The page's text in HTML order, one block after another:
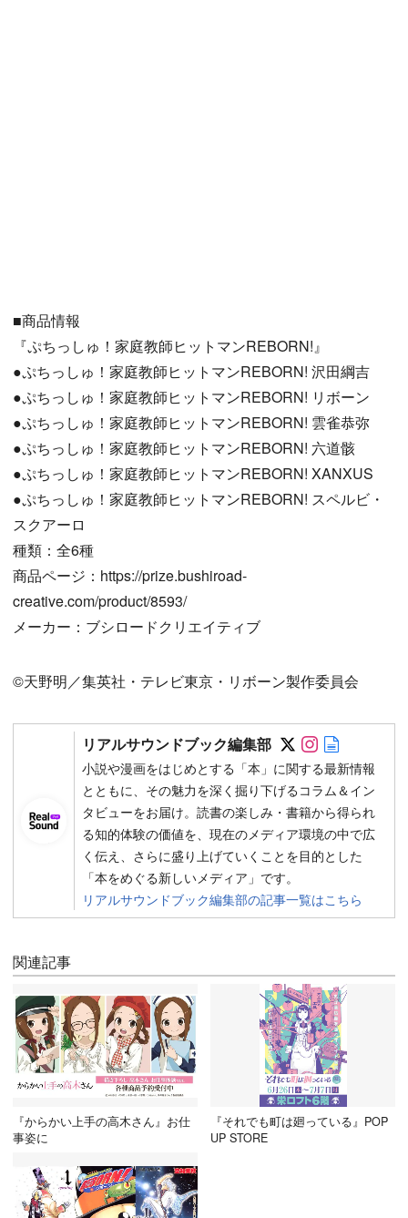
■商品情報
『ぷちっしゅ！家庭教師ヒットマンREBORN!』
●ぷちっしゅ！家庭教師ヒットマンREBORN! 沢田綱吉
●ぷちっしゅ！家庭教師ヒットマンREBORN! リボーン
●ぷちっしゅ！家庭教師ヒットマンREBORN! 雲雀恭弥
●ぷちっしゅ！家庭教師ヒットマンREBORN! 六道骸
●ぷちっしゅ！家庭教師ヒットマンREBORN! XANXUS
●ぷちっしゅ！家庭教師ヒットマンREBORN! スペルビ・
スクアーロ
種類：全6種
商品ページ：https://prize.bushiroad-
creative.com/product/8593/
メーカー：ブシロードクリエイティブ
©天野明／集英社・テレビ東京・リボーン製作委員会
リアルサウンドブック編集部 Follow on
Follow on
小説や漫画をはじめとする「本」に関する最新情報
とともに、その魅力を深く掘り下げるコラム＆イン
タビューをお届け。読書の楽しみ・書籍から得られ
る知的体験の価値を、現在のメディア環境の中で広
く伝え、さらに盛り上げていくことを目的とした
「本をめぐる新しいメディア」です。
リアルサウンドブック編集部の記事一覧はこちら
関連記事
『からかい上手の高木さん』お仕
事姿に
『それでも町は廻っている』POP
UP STORE